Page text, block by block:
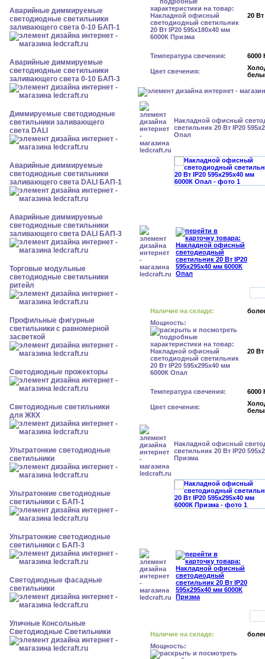
Аварийные диммируемые
светодиодные светильники
заливающего света 0-10 БАП-1
Аварийные диммируемые
светодиодные светильники
заливающего света 0-10 БАП-3
Диммируемые светодиодные
светильники заливающего
света DALI
Аварийные диммируемые
светодиодные светильники
заливающего света DALI БАП-1
Аварийные диммируемые
светодиодные светильники
заливающего света DALI БАП-3
Торговые модульные
светодиодные светильники
ритейл
Профильные фигурные
светильники с равномерной
засветкой
Светодиодные прожекторы
Светодиодные светильники
для ЖКХ
Ультратонкие светодиодные
светильники
Ультратонкие светодиодные
светильники с БАП-1
Ультратонкие светодиодные
светильники с БАП-3
Светодиодные фасадные
светильники
Уличные Консольные
Светодиодные Светильники
20 Вт
Температура свечения: 6000
Цвет свечения:
Накладной офисный
светильник 20 Вт IP20
Опал
Наличие на складе:
Мощность:
20 Вт
Температура свечения: 6000
Цвет свечения:
Накладной офисный
светильник 20 Вт IP20
Призма
Наличие на складе:
Мощность: